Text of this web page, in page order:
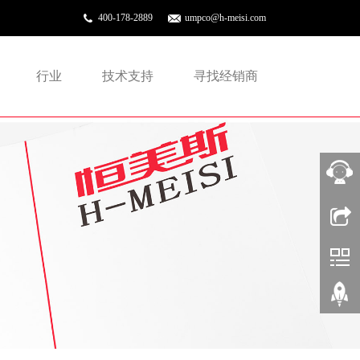
400-178-2889 umpco@h-meisi.com
行业 技术支持 寻找经销商